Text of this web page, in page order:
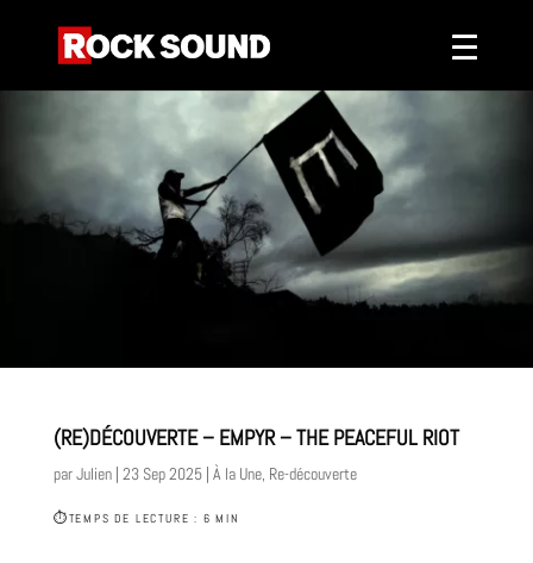
(RE)DÉCOUVERTE – EMPYR – THE PEACEFUL RIOT
parJulien| 23 Sep 2025| À la Une, Re-découverte
⏱TEMPS DE LECTURE : 6 MIN